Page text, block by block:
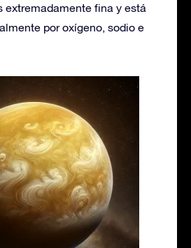
extremadamente fina y está
por oxígeno, sodio e